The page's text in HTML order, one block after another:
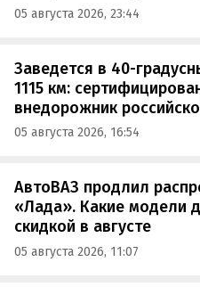
05 августа 2026, 23:44
Заведется в 40-
1115 км:
внедорожник
05 августа 2026, 16:54
АвтоВАЗ продлил
«Лада». Какие модели
скидкой в августе
05 августа 2026, 11:07